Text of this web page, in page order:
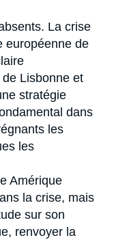
La crise
européenne de
de Lisbonne et
stratégie
dans
les
les
Amérique
la crise, mais
sur son
renvoyer la